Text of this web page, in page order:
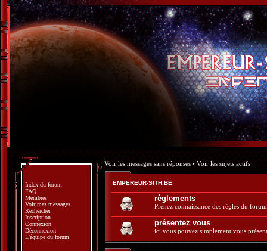
Voir les messages sans réponses • Voir les sujets actifs
EMPEREUR-SITH.BE
règlements
Prenez connaissance des règles du forum
présentez vous
ici vous pouvez simplement vous
Index du forum
FAQ
Membres
Voir mes messages
Rechercher
Inscription
Connexion
Déconnexion
L’équipe du forum